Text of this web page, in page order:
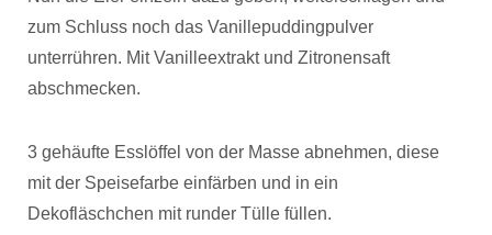
zum Schluss noch das Vanillepuddingpulver
unterrühren. Mit Vanilleextrakt und Zitronensaft
abschmecken.
3 gehäufte Esslöffel von der Masse abnehmen, diese
mit der Speisefarbe einfärben und in ein
Dekofläschchen mit runder Tülle füllen.